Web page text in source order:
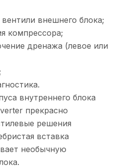
внешнего блока;
компрессора;
дренажа (левое или
внутреннего блока
прекрасно
решения
вставка
необычную